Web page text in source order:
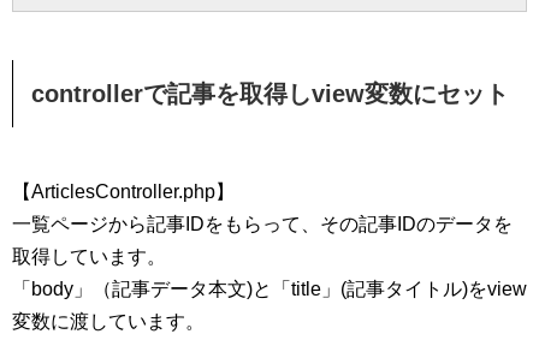
controllerで記事を取得しview変数にセット
【ArticlesController.php】
一覧ページから記事IDをもらって、その記事IDのデータを
取得しています。
「body」（記事データ本文)と「title」(記事タイトル)をview
変数に渡しています。